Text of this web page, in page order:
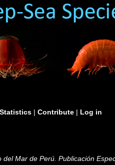
Statistics | Contribute | Log in
del Mar de Perú. Publicación